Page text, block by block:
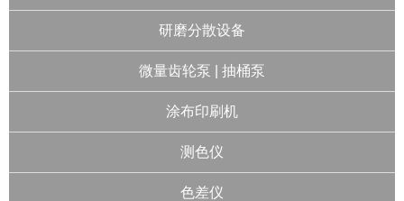
研磨分散设备
微量齿轮泵 | 抽桶泵
涂布印刷机
测色仪
色差仪